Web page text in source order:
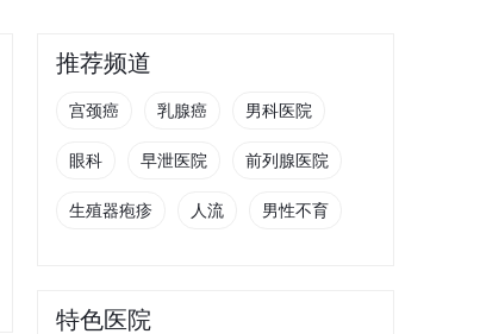
推荐频道
宫颈癌 乳腺癌 男科医院
眼科 早泄医院 前列腺医院
生殖器疱疹 人流 男性不育
特色医院